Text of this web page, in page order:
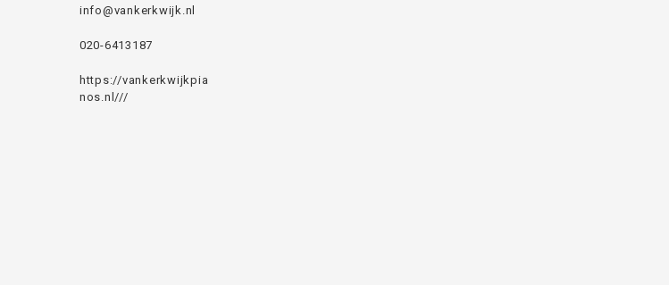
info@vankerkwijk.nl
020-6413187
https://vankerkwijkpia
nos.nl///